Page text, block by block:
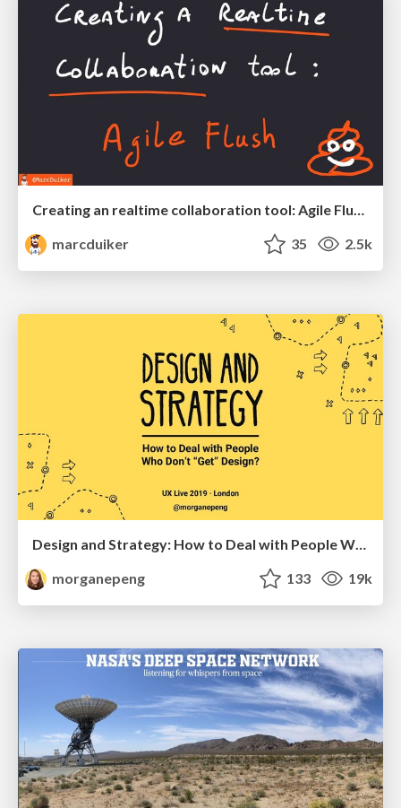
Creating an realtime collaboration tool: Agile Flush - .NET Oxford
marcduiker
35 2.5k
morganepeng
133 19k